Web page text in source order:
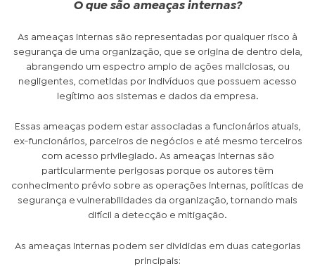
O que são ameaças internas?
As ameaças internas são representadas por qualquer risco à
segurança de uma organização, que se origina de dentro dela,
abrangendo um espectro amplo de ações maliciosas, ou
negligentes, cometidas por indivíduos que possuem acesso
legítimo aos sistemas e dados da empresa.
Essas ameaças podem estar associadas a funcionários atuais,
ex-funcionários, parceiros de negócios e até mesmo terceiros
com acesso privilegiado. As ameaças internas são
particularmente perigosas porque os autores têm
conhecimento prévio sobre as operações internas, políticas de
segurança e vulnerabilidades da organização, tornando mais
difícil a detecção e mitigação.
As ameaças internas podem ser divididas em duas categorias
principais: